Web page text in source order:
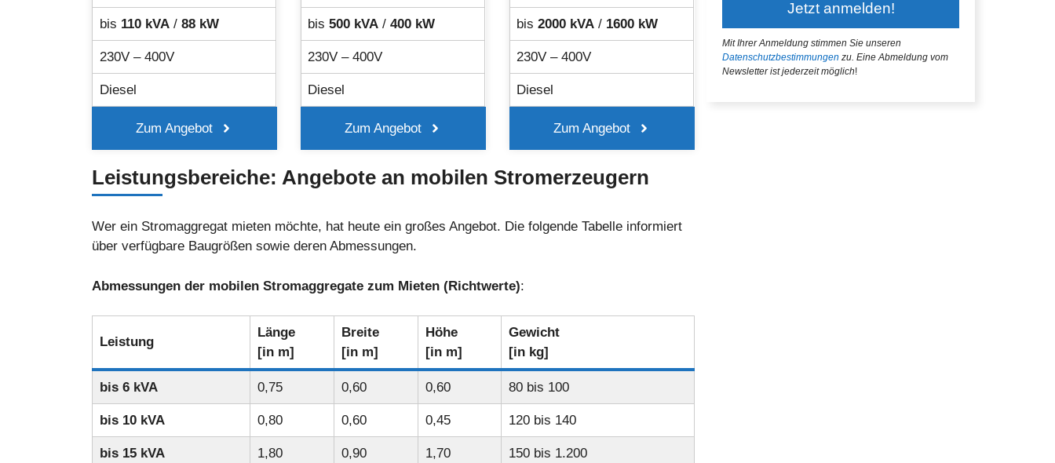
bis 110 kVA/ 88 kW
230V – 400V
Diesel
Zum Angebot
bis500 kVA /400 kW
230V – 400V
Diesel
Zum Angebot
bis2000 kVA / 1600 kW
230V – 400V
Diesel
Zum Angebot
Leistungsbereiche: Angebote an mobilen Stromerzeugern
Wer ein Stromaggregat mieten möchte, hat heute ein großes Angebot. Die folgende Tabelle informiert
über verfügbare Baugrößen sowie deren Abmessungen.
Abmessungen der mobilen Stromaggregate zum Mieten (Richtwerte):
Leistung
Länge
[in m]
Breite
[in m]
Höhe
[in m]
Gewicht
[in kg]
bis 6 kVA 0,75 0,60 0,60 80 bis 100
bis 10 kVA 0,80 0,60 0,45 120 bis 140
bis 15 kVA 1,80 0,90 1,70 150 bis 1.200
Mit Ihrer Anmeldung stimmen Sie unseren
Datenschutzbestimmungen zu. Eine Abmeldung vom
Newsletter ist jederzeit möglich!